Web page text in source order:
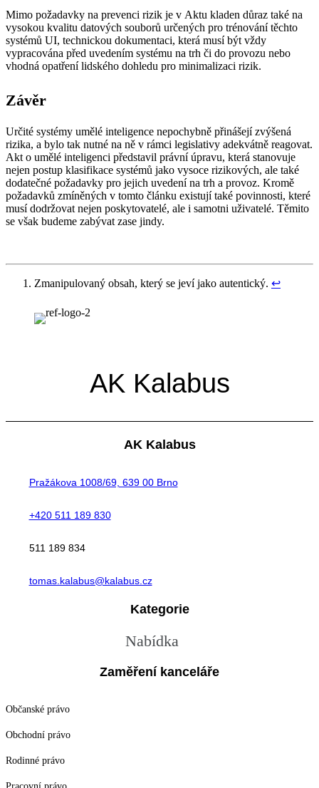
Mimo požadavky na prevenci rizik je v Aktu kladen důraz také na
vysokou kvalitu datových souborů určených pro trénování těchto
systémů UI, technickou dokumentaci, která musí být vždy
vypracována před uvedením systému na trh či do provozu nebo
vhodná opatření lidského dohledu pro minimalizaci rizik.
Závěr
Určité systémy umělé inteligence nepochybně přinášejí zvýšená
rizika, a bylo tak nutné na ně v rámci legislativy adekvátně reagovat.
Akt o umělé inteligenci představil právní úpravu, která stanovuje
nejen postup klasifikace systémů jako vysoce rizikových, ale také
dodatečné požadavky pro jejich uvedení na trh a provoz. Kromě
požadavků zmíněných v tomto článku existují také povinnosti, které
musí dodržovat nejen poskytovatelé, ale i samotni uživatelé. Těmito
se však budeme zabývat zase jindy.
Zmanipulovaný obsah, který se jeví jako autentický. ↩︎
AK Kalabus
AK Kalabus
Pražákova 1008/69, 639 00 Brno
+420 511 189 830
511 189 834
tomas.kalabus@kalabus.cz
Kategorie
Nabídka
Zaměření kanceláře
Občanské právo
Obchodní právo
Rodinné právo